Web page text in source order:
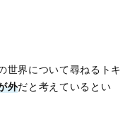
世界について尋ねるトキ
外だと考えているとい